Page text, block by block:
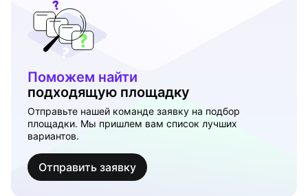
Поможем найти
подходящую площадку
Отправьте нашей команде заявку на подбор
площадки. Мы пришлем вам список лучших
вариантов.
Отправить заявку